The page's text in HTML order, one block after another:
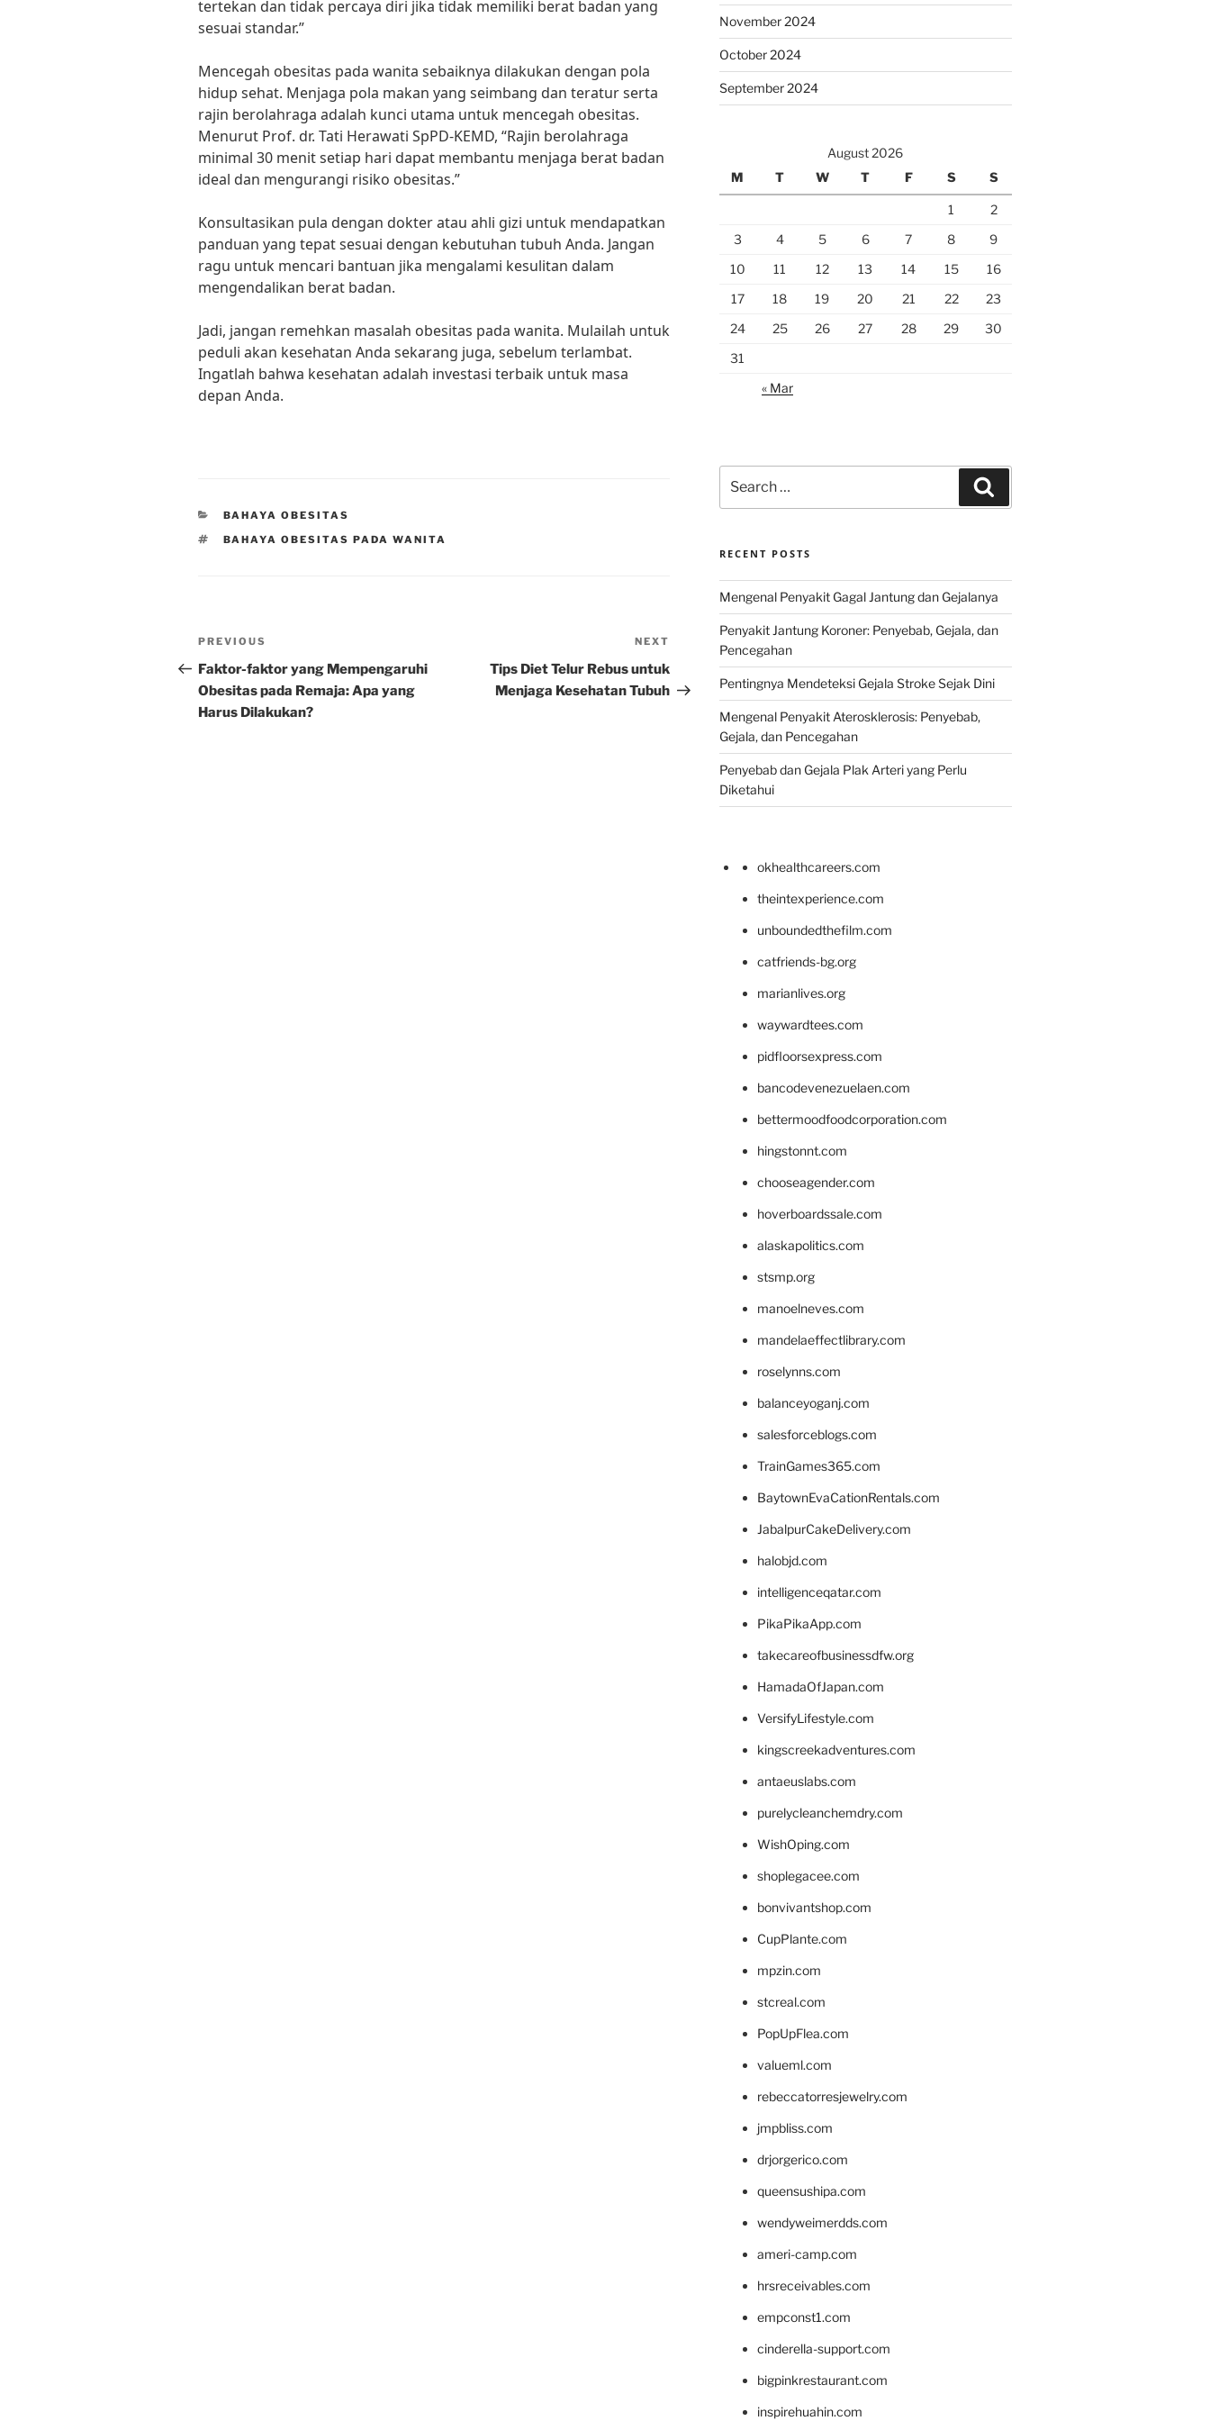
tertekan dan tidak percaya diri jika tidak memiliki berat badan yang
sesuai standar.”
Mencegah obesitas pada wanita sebaiknya dilakukan dengan pola
hidup sehat. Menjaga pola makan yang seimbang dan teratur serta
rajin berolahraga adalah kunci utama untuk mencegah obesitas.
Menurut Prof. dr. Tati Herawati SpPD-KEMD, “Rajin berolahraga
minimal 30 menit setiap hari dapat membantu menjaga berat badan
ideal dan mengurangi risiko obesitas.”
Konsultasikan pula dengan dokter atau ahli gizi untuk mendapatkan
panduan yang tepat sesuai dengan kebutuhan tubuh Anda. Jangan
ragu untuk mencari bantuan jika mengalami kesulitan dalam
mengendalikan berat badan.
Jadi, jangan remehkan masalah obesitas pada wanita. Mulailah untuk
peduli akan kesehatan Anda sekarang juga, sebelum terlambat.
Ingatlah bahwa kesehatan adalah investasi terbaik untuk masa
depan Anda.
CATEGORIES
BAHAYA OBESITAS
TAGS
BAHAYA OBESITAS PADA WANITA
Post
navigation
Previous
Post
PREVIOUS
Faktor-faktor yang Mempengaruhi
Obesitas pada Remaja: Apa yang
Harus Dilakukan?
Post
NEXT
Tips Diet Telur Rebus untuk
Menjaga Kesehatan Tubuh
November 2024
October 2024
September 2024
August 2026
M
T W T F S S
1
2
3
4 5 6 7 8
9
10
11 12 13 14 15
16
17
18 19 20 21 22
23
24
25 26 27 28 29
30
31
« Mar
for:
RECENT POSTS
Mengenal Penyakit Gagal Jantung dan Gejalanya
Penyakit Jantung Koroner: Penyebab, Gejala, dan
Pencegahan
Pentingnya Mendeteksi Gejala Stroke Sejak Dini
Mengenal Penyakit Aterosklerosis: Penyebab,
Gejala, dan Pencegahan
Penyebab dan Gejala Plak Arteri yang Perlu
Diketahui
okhealthcareers.com
theintexperience.com
unboundedthefilm.com
catfriends-bg.org
marianlives.org
waywardtees.com
pidfloorsexpress.com
bancodevenezuelaen.com
bettermoodfoodcorporation.com
hingstonnt.com
chooseagender.com
hoverboardssale.com
alaskapolitics.com
stsmp.org
manoelneves.com
mandelaeffectlibrary.com
roselynns.com
balanceyoganj.com
salesforceblogs.com
TrainGames365.com
BaytownEvaCationRentals.com
JabalpurCakeDelivery.com
halobjd.com
intelligenceqatar.com
PikaPikaApp.com
takecareofbusinessdfw.org
HamadaOfJapan.com
VersifyLifestyle.com
kingscreekadventures.com
antaeuslabs.com
purelycleanchemdry.com
WishOping.com
shoplegacee.com
bonvivantshop.com
CupPlante.com
mpzin.com
stcreal.com
PopUpFlea.com
valueml.com
rebeccatorresjewelry.com
jmpbliss.com
drjorgerico.com
queensushipa.com
wendyweimerdds.com
ameri-camp.com
hrsreceivables.com
empconst1.com
cinderella-support.com
bigpinkrestaurant.com
inspirehuahin.com